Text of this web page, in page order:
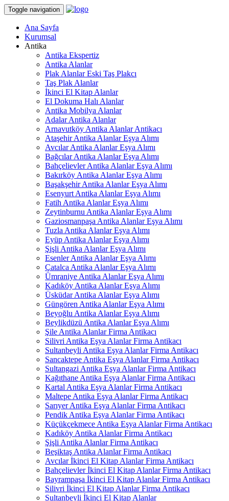
Toggle navigation
Ana Sayfa
Kurumsal
Antika
Antika Ekspertiz
Antika Alanlar
Plak Alanlar Eski Taş Plakcı
Taş Plak Alanlar
İkinci El Kitap Alanlar
El Dokuma Halı Alanlar
Antika Mobilya Alanlar
Adalar Antika Alanlar
Arnavutköy Antika Alanlar Antikacı
Ataşehir Antika Alanlar Eşya Alımı
Avcılar Antika Alanlar Eşya Alımı
Bağcılar Antika Alanlar Eşya Alımı
Bahçelievler Antika Alanlar Eşya Alımı
Bakırköy Antika Alanlar Eşya Alımı
Başakşehir Antika Alanlar Eşya Alımı
Esenyurt Antika Alanlar Eşya Alımı
Fatih Antika Alanlar Eşya Alımı
Zeytinburnu Antika Alanlar Eşya Alımı
Gaziosmanpaşa Antika Alanlar Eşya Alımı
Tuzla Antika Alanlar Eşya Alımı
Eyüp Antika Alanlar Eşya Alımı
Şişli Antika Alanlar Eşya Alımı
Esenler Antika Alanlar Eşya Alımı
Çatalca Antika Alanlar Eşya Alımı
Ümraniye Antika Alanlar Eşya Alımı
Kadıköy Antika Alanlar Eşya Alımı
Üsküdar Antika Alanlar Eşya Alımı
Güngören Antika Alanlar Eşya Alımı
Beyoğlu Antika Alanlar Eşya Alımı
Beylikdüzü Antika Alanlar Eşya Alımı
Şile Antika Alanlar Firma Antikacı
Silivri Antika Eşya Alanlar Firma Antikacı
Sultanbeyli Antika Eşya Alanlar Firma Antikacı
Sancaktepe Antika Eşya Alanlar Firma Antikacı
Sultangazi Antika Eşya Alanlar Firma Antikacı
Kağıthane Antika Eşya Alanlar Firma Antikacı
Kartal Antika Eşya Alanlar Firma Antikacı
Maltepe Antika Eşya Alanlar Firma Antikacı
Sarıyer Antika Eşya Alanlar Firma Antikacı
Pendik Antika Eşya Alanlar Firma Antikacı
Küçükçekmece Antika Eşya Alanlar Firma Antikacı
Kadıköy Antika Alanlar Firma Antikacı
Şişli Antika Alanlar Firma Antikacı
Beşiktaş Antika Alanlar Firma Antikacı
Avcılar İkinci El Kitap Alanlar Firma Antikacı
Bahçelievler İkinci El Kitap Alanlar Firma Antikacı
Bayrampaşa İkinci El Kitap Alanlar Firma Antikacı
Silivri İkinci El Kitap Alanlar Firma Antikacı
Sultanbeyli İkinci El Kitap Alanlar